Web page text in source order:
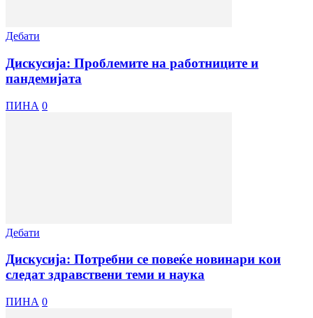
Дебати
Дискусија: Проблемите на работниците и
пандемијата
ПИНА 0
Дебати
Дискусија: Потребни се повеќе новинари кои
следат здравствени теми и наука
ПИНА 0